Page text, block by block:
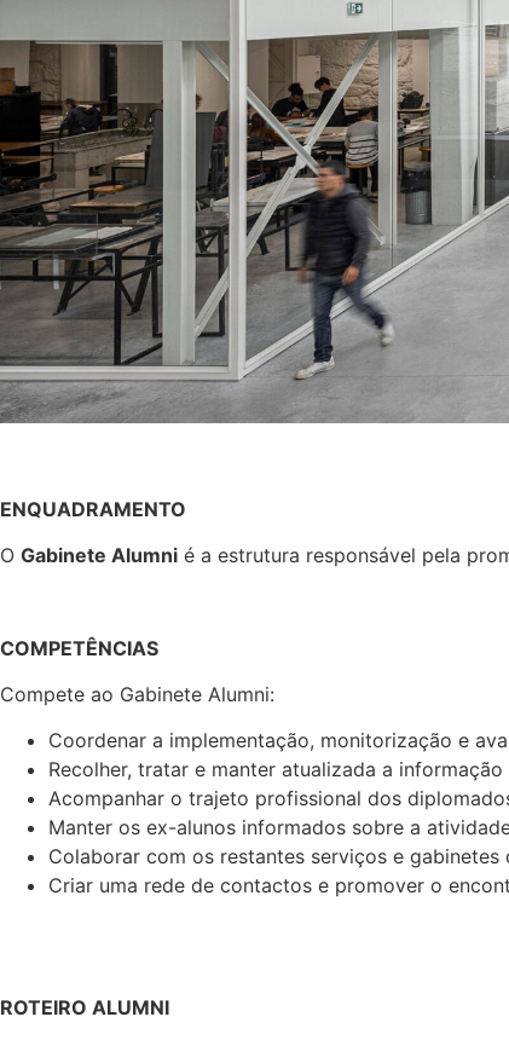
ENQUADRAMENTO
O Gabinete Alumni é a estrutura responsável pela
COMPETÊNCIAS
Compete ao Gabinete Alumni:
Coordenar a implementação, monitorização e
Recolher, tratar e manter atualizada a
Acompanhar o trajeto profissional dos
Manter os ex-alunos informados sobre a
Colaborar com os restantes serviços e gabinetes
Criar uma rede de contactos e promover o
ROTEIRO ALUMNI